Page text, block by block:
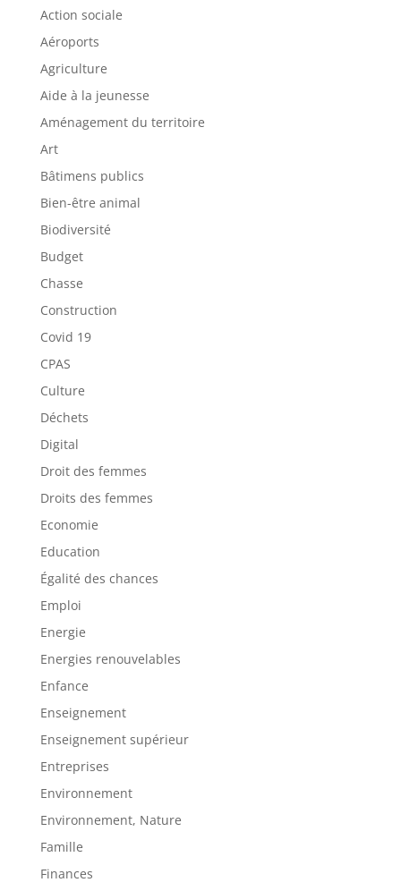
Action sociale
Aéroports
Agriculture
Aide à la jeunesse
Aménagement du territoire
Art
Bâtimens publics
Bien-être animal
Biodiversité
Budget
Chasse
Construction
Covid 19
CPAS
Culture
Déchets
Digital
Droit des femmes
Droits des femmes
Economie
Education
Égalité des chances
Emploi
Energie
Energies renouvelables
Enfance
Enseignement
Enseignement supérieur
Entreprises
Environnement
Environnement, Nature
Famille
Finances